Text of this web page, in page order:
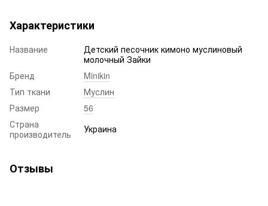
Характеристики
Название
Детский песочник кимоно муслиновый
молочный Зайки
Бренд
Minikin
Тип ткани
Муслин
Размер
56
Страна
производитель
Украина
Отзывы